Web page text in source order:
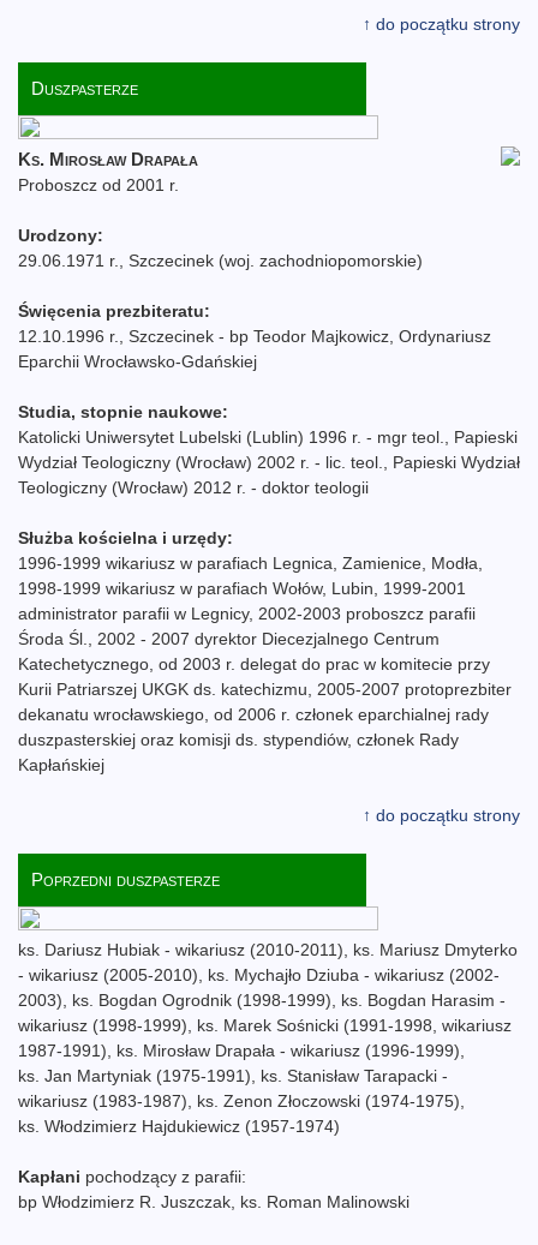
↑ do początku strony
Duszpasterze
Ks. Mirosław Drapała
Proboszcz od 2001 r.
Urodzony:
29.06.1971 r., Szczecinek (woj. zachodniopomorskie)
Święcenia prezbiteratu:
12.10.1996 r., Szczecinek - bp Teodor Majkowicz, Ordynariusz
Eparchii Wrocławsko-Gdańskiej
Studia, stopnie naukowe:
Katolicki Uniwersytet Lubelski (Lublin) 1996 r. - mgr teol., Papieski
Wydział Teologiczny (Wrocław) 2002 r. - lic. teol., Papieski Wydział
Teologiczny (Wrocław) 2012 r. - doktor teologii
Służba kościelna i urzędy:
1996-1999 wikariusz w parafiach Legnica, Zamienice, Modła,
1998-1999 wikariusz w parafiach Wołów, Lubin, 1999-2001
administrator parafii w Legnicy, 2002-2003 proboszcz parafii
Środa Śl., 2002 - 2007 dyrektor Diecezjalnego Centrum
Katechetycznego, od 2003 r. delegat do prac w komitecie przy
Kurii Patriarszej UKGK ds. katechizmu, 2005-2007 protoprezbiter
dekanatu wrocławskiego, od 2006 r. członek eparchialnej rady
duszpasterskiej oraz komisji ds. stypendiów, członek Rady
Kapłańskiej
↑ do początku strony
Poprzedni duszpasterze
ks. Dariusz Hubiak - wikariusz (2010-2011), ks. Mariusz Dmyterko
- wikariusz (2005-2010), ks. Mychajło Dziuba - wikariusz (2002-
2003), ks. Bogdan Ogrodnik (1998-1999), ks. Bogdan Harasim -
wikariusz (1998-1999), ks. Marek Sośnicki (1991-1998, wikariusz
1987-1991), ks. Mirosław Drapała - wikariusz (1996-1999),
ks. Jan Martyniak (1975-1991), ks. Stanisław Tarapacki -
wikariusz (1983-1987), ks. Zenon Złoczowski (1974-1975),
ks. Włodzimierz Hajdukiewicz (1957-1974)
Kapłani pochodzący z parafii:
bp Włodzimierz R. Juszczak, ks. Roman Malinowski